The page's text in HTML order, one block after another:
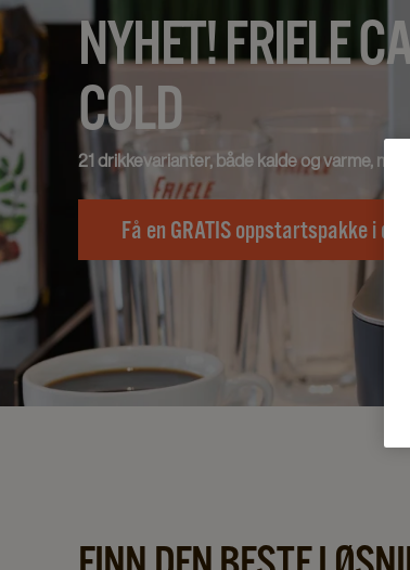
NYHET! FRIELE
COLD
21 drikkevarianter, både kalde og varme, med
Få en GRATIS oppstartspakke i